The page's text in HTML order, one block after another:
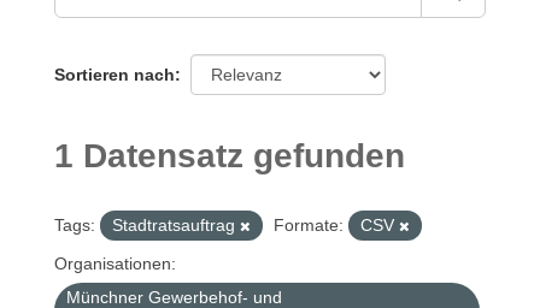
Sortieren nach
1 Datensatz gefunden
Tags: Stadtratsauftrag Formate:
CSV
Organisationen:
Münchner Gewerbehof- und